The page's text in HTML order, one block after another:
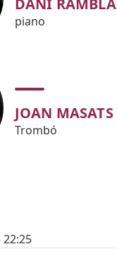
piano
JOAN MASATS
Trombó